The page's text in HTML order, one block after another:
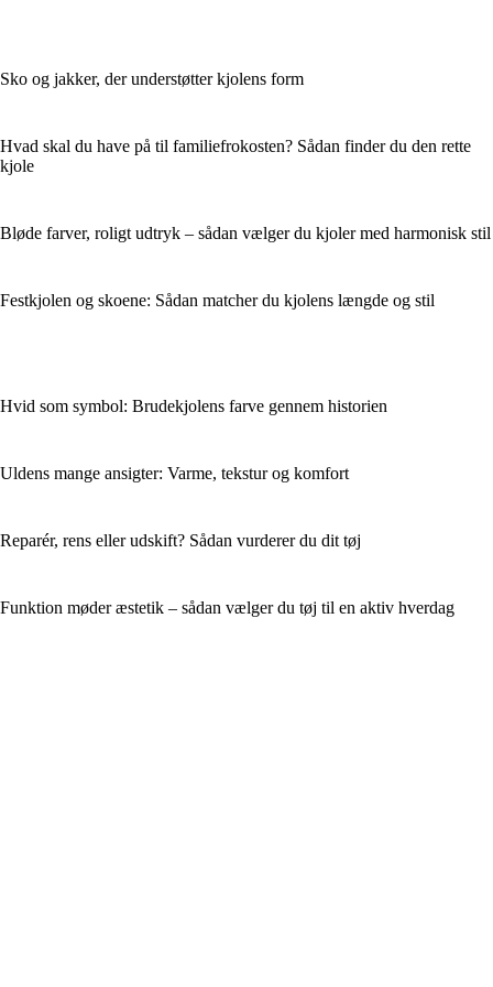
Sko og jakker, der understøtter kjolens form
Hvad skal du have på til familiefrokosten? Sådan finder du den rette
kjole
Bløde farver, roligt udtryk – sådan vælger du kjoler med harmonisk stil
Festkjolen og skoene: Sådan matcher du kjolens længde og stil
Hvid som symbol: Brudekjolens farve gennem historien
Uldens mange ansigter: Varme, tekstur og komfort
Reparér, rens eller udskift? Sådan vurderer du dit tøj
Funktion møder æstetik – sådan vælger du tøj til en aktiv hverdag